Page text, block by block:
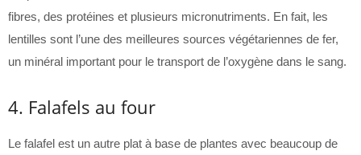
fibres, des protéines et plusieurs micronutriments. En fait, les
lentilles sont l’une des meilleures sources végétariennes de fer,
un minéral important pour le transport de l’oxygène dans le sang.
4. Falafels au four
Le falafel est un autre plat à base de plantes avec beaucoup de